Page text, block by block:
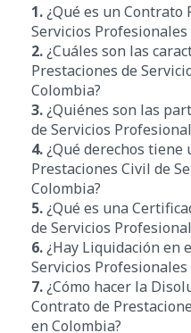
1.¿Qué es un Contrato
Servicios Profesionales
2.¿Cuáles son las
Prestaciones de
Colombia?
3.¿Quiénes son las
de Servicios
4.¿Qué derechos
Prestaciones Civil de
Colombia?
5.¿Qué es una
de Servicios
6.¿Hay Liquidación en
Servicios Profesionales
7.¿Cómo hacer la
Contrato de
en Colombia?